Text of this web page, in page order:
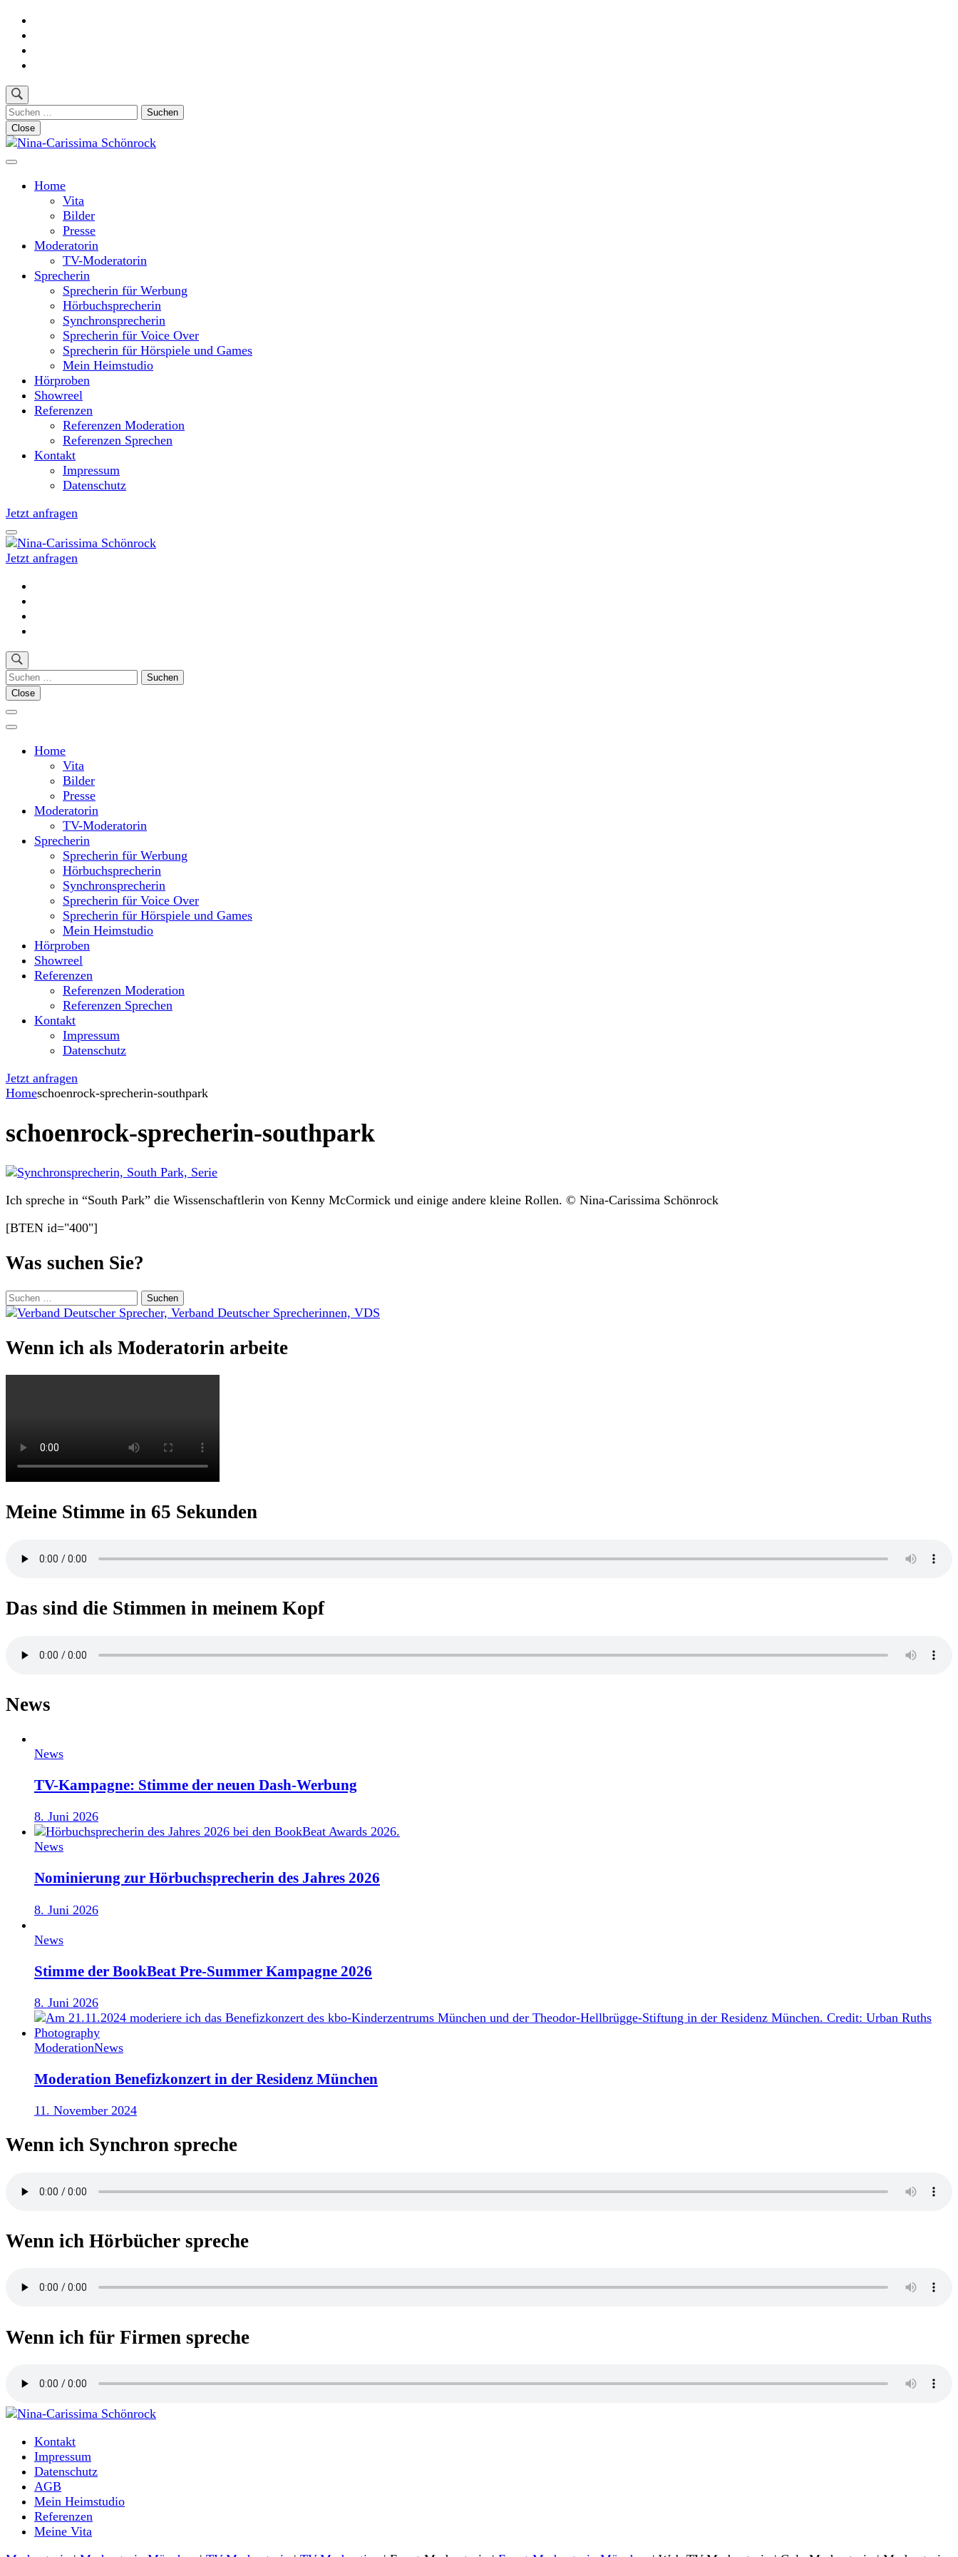
Skip
content
(Press
Suchen
nach:
Close
Nina-Carissima Schönrock
Home
Vita
Bilder
Presse
Moderatorin
TV-Moderatorin
Sprecherin
Sprecherin für Werbung
Hörbuchsprecherin
Synchronsprecherin
Sprecherin für Voice Over
Sprecherin für Hörspiele und Games
Mein Heimstudio
Hörproben
Showreel
Referenzen
Referenzen Moderation
Referenzen Sprechen
Kontakt
Impressum
Datenschutz
Jetzt anfragen
Nina-Carissima Schönrock
Jetzt anfragen
Suchen
nach:
Close
Home
Vita
Bilder
Presse
Moderatorin
TV-Moderatorin
Sprecherin
Sprecherin für Werbung
Hörbuchsprecherin
Synchronsprecherin
Sprecherin für Voice Over
Sprecherin für Hörspiele und Games
Mein Heimstudio
Hörproben
Showreel
Referenzen
Referenzen Moderation
Referenzen Sprechen
Kontakt
Impressum
Datenschutz
Jetzt anfragen
Homeschoenrock-sprecherin-southpark
schoenrock-sprecherin-southpark
Ich spreche in “South Park” die Wissenschaftlerin von Kenny McCormick und einige andere kleine Rollen. © Nina-Carissima Schönrock
[BTEN id="400"]
Was suchen Sie?
Suchen
nach:
Wenn ich als Moderatorin arbeite
Meine Stimme in 65 Sekunden
Das sind die Stimmen in meinem Kopf
News
News
TV-Kampagne: Stimme der neuen Dash-Werbung
8. Juni 2026
News
Nominierung zur Hörbuchsprecherin des Jahres 2026
8. Juni 2026
News
Stimme der BookBeat Pre-Summer Kampagne 2026
8. Juni 2026
ModerationNews
Moderation Benefizkonzert in der Residenz München
11. November 2024
Wenn ich Synchron spreche
Wenn ich Hörbücher spreche
Wenn ich für Firmen spreche
Nina-Carissima Schönrock
Moderatorin und Sprecherin
Kontakt
Impressum
Datenschutz
AGB
Mein Heimstudio
Referenzen
Meine Vita